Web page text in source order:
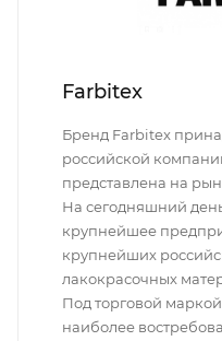
Farbitex
Бренд Farbitex
российской
представлена на
На сегодняшний
крупнейшее
крупнейших
лакокрасочных
Под торговой
наиболее